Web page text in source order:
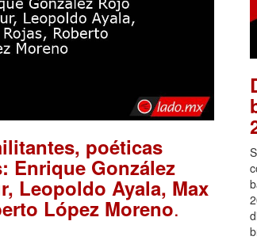
poéticas
Enrique González
Leopoldo Ayala, Max
López Moreno.